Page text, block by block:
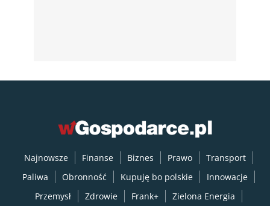
Najnowsze Finanse Biznes Prawo
Transport
Paliwa
Obronność Kupuję bo polskie
Innowacje
Przemysł
Zdrowie Frank+ Zielona Energia